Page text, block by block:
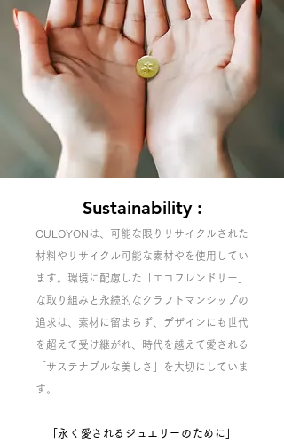
Sustainability :
CULOYONは、可能な限りリサイクルされた
材料やリサイクル可能な素材やを使用してい
ます。環境に配慮した「エコフレンドリー」
な取り組みと永続的なクラフトマンシップの
追求は、素材に留まらず、デザインにも世代
を超えて受け継がれ、時代を越えて愛される
「サステナブルな美しさ」を大切にしていま
す。
「永く愛されるジュエリーのために」